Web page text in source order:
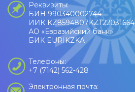
Реквизиты:
БИН 990340002744
ИИК KZ8594807KZT22031664
АО «Евразийский банк»
БИК EURIKZKA
Телефоны:
+7 (7142) 562-428
Электронная почта: